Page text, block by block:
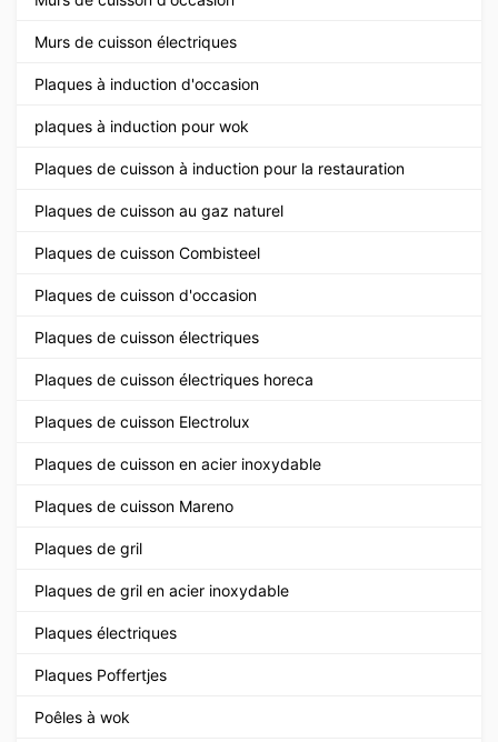
Murs de cuisson électriques
Plaques à induction d'occasion
plaques à induction pour wok
Plaques de cuisson à induction pour la restauration
Plaques de cuisson au gaz naturel
Plaques de cuisson Combisteel
Plaques de cuisson d'occasion
Plaques de cuisson électriques
Plaques de cuisson électriques horeca
Plaques de cuisson Electrolux
Plaques de cuisson en acier inoxydable
Plaques de cuisson Mareno
Plaques de gril
Plaques de gril en acier inoxydable
Plaques électriques
Plaques Poffertjes
Poêles à wok